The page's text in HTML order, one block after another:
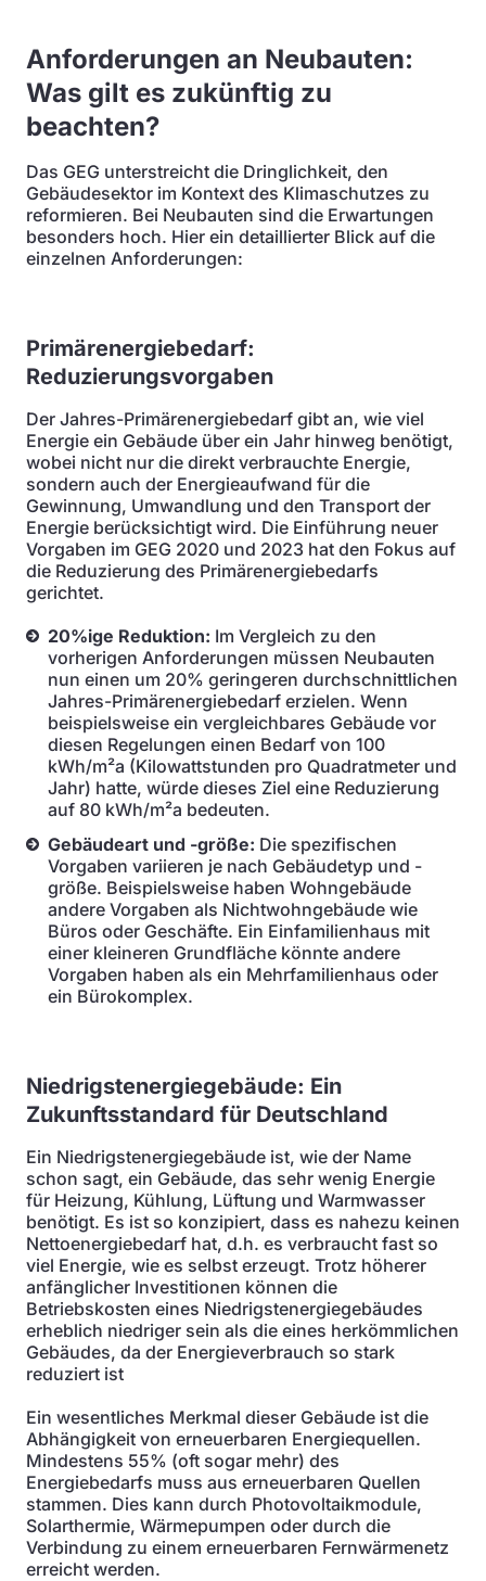
Anforderungen an Neubauten:
Was gilt es zukünftig zu
beachten?
Das GEG unterstreicht die Dringlichkeit, den
Gebäudesektor im Kontext des Klimaschutzes zu
reformieren. Bei Neubauten sind die Erwartungen
besonders hoch. Hier ein detaillierter Blick auf die
einzelnen Anforderungen:
Primärenergiebedarf:
Reduzierungsvorgaben
Der Jahres-Primärenergiebedarf gibt an, wie viel
Energie ein Gebäude über ein Jahr hinweg benötigt,
wobei nicht nur die direkt verbrauchte Energie,
sondern auch der Energieaufwand für die
Gewinnung, Umwandlung und den Transport der
Energie berücksichtigt wird. Die Einführung neuer
Vorgaben im GEG 2020 und 2023 hat den Fokus auf
die Reduzierung des Primärenergiebedarfs
gerichtet.
20%ige Reduktion: Im Vergleich zu den
vorherigen Anforderungen müssen Neubauten
nun einen um 20% geringeren durchschnittlichen
Jahres-Primärenergiebedarf erzielen. Wenn
beispielsweise ein vergleichbares Gebäude vor
diesen Regelungen einen Bedarf von 100
kWh/m²a (Kilowattstunden pro Quadratmeter und
Jahr) hatte, würde dieses Ziel eine Reduzierung
auf 80 kWh/m²a bedeuten.
Gebäudeart und -größe: Die spezifischen
Vorgaben variieren je nach Gebäudetyp und -
größe. Beispielsweise haben Wohngebäude
andere Vorgaben als Nichtwohngebäude wie
Büros oder Geschäfte. Ein Einfamilienhaus mit
einer kleineren Grundfläche könnte andere
Vorgaben haben als ein Mehrfamilienhaus oder
ein Bürokomplex.
Niedrigstenergiegebäude: Ein
Zukunftsstandard für Deutschland
Ein Niedrigstenergiegebäude ist, wie der Name
schon sagt, ein Gebäude, das sehr wenig Energie
für Heizung, Kühlung, Lüftung und Warmwasser
benötigt. Es ist so konzipiert, dass es nahezu keinen
Nettoenergiebedarf hat, d.h. es verbraucht fast so
viel Energie, wie es selbst erzeugt. Trotz höherer
anfänglicher Investitionen können die
Betriebskosten eines Niedrigstenergiegebäudes
erheblich niedriger sein als die eines herkömmlichen
Gebäudes, da der Energieverbrauch so stark
reduziert ist
Ein wesentliches Merkmal dieser Gebäude ist die
Abhängigkeit von erneuerbaren Energiequellen.
Mindestens 55% (oft sogar mehr) des
Energiebedarfs muss aus erneuerbaren Quellen
stammen. Dies kann durch Photovoltaikmodule,
Solarthermie, Wärmepumpen oder durch die
Verbindung zu einem erneuerbaren Fernwärmenetz
erreicht werden.